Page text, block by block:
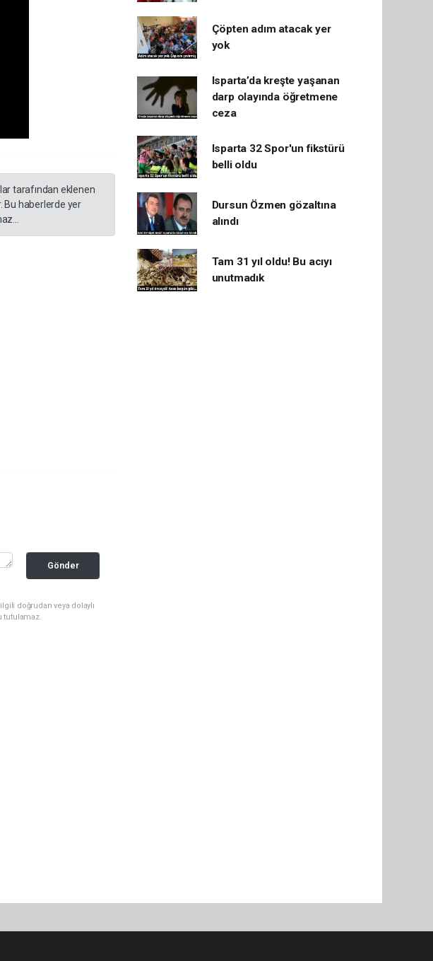
tarafından eklenen
Bu haberlerde yer
Gönder
doğrudan veya dolaylı
tutulamaz.
Çöpten adım atacak yer
yok
Isparta’da kreşte yaşanan
darp olayında öğretmene
ceza
Isparta 32 Spor'un fikstürü
belli oldu
Dursun Özmen gözaltına
alındı
Tam 31 yıl oldu! Bu acıyı
unutmadık